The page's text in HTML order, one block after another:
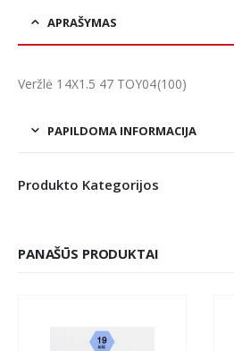
APRAŠYMAS
Veržlė 14X1.5 47 TOY04(100)
PAPILDOMA INFORMACIJA
Produkto Kategorijos
PANAŠŪS PRODUKTAI